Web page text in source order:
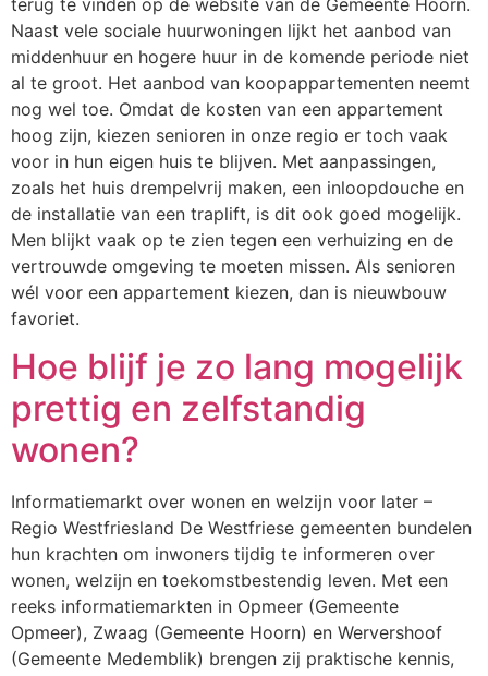
Naast vele sociale huurwoningen lijkt het aanbod van
middenhuur en hogere huur in de komende periode niet
al te groot. Het aanbod van koopappartementen neemt
nog wel toe. Omdat de kosten van een appartement
hoog zijn, kiezen senioren in onze regio er toch vaak
voor in hun eigen huis te blijven. Met aanpassingen,
zoals het huis drempelvrij maken, een inloopdouche en
de installatie van een traplift, is dit ook goed mogelijk.
Men blijkt vaak op te zien tegen een verhuizing en de
vertrouwde omgeving te moeten missen. Als senioren
wél voor een appartement kiezen, dan is nieuwbouw
favoriet.
Hoe blijf je zo lang mogelijk
prettig en zelfstandig
wonen?
Informatiemarkt over wonen en welzijn voor later –
Regio Westfriesland De Westfriese gemeenten bundelen
hun krachten om inwoners tijdig te informeren over
wonen, welzijn en toekomstbestendig leven. Met een
reeks informatiemarkten in Opmeer (Gemeente
Opmeer), Zwaag (Gemeente Hoorn) en Wervershoof
(Gemeente Medemblik) brengen zij praktische kennis,